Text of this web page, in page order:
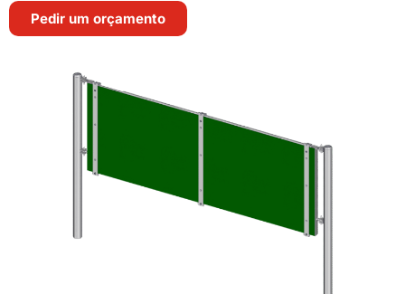
Pedir um orçamento